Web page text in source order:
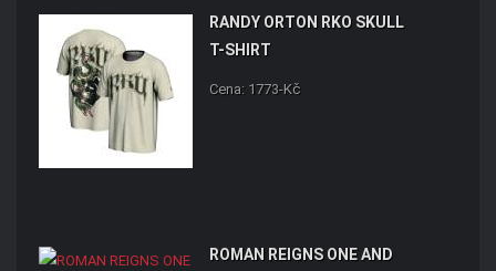
RANDY ORTON RKO SKULL
T-SHIRT
Cena: 1773-Kč
ROMAN REIGNS ONE AND